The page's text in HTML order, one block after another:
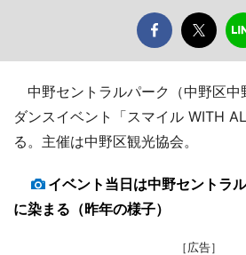
中野セントラルパーク（中野区中
ダンスイベント「スマイル WITH
る。主催は中野区観光協会。
イベント当日は中野セントラ
に染まる（昨年の様子）
［広告］